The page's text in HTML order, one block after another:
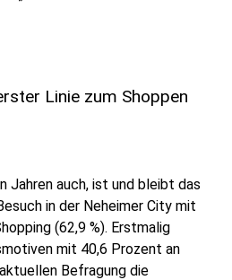
Linie zum Shoppen
Jahren auch, ist und bleibt das
in der Neheimer City mit
(62,9 %). Erstmalig
mit 40,6 Prozent an
Befragung die